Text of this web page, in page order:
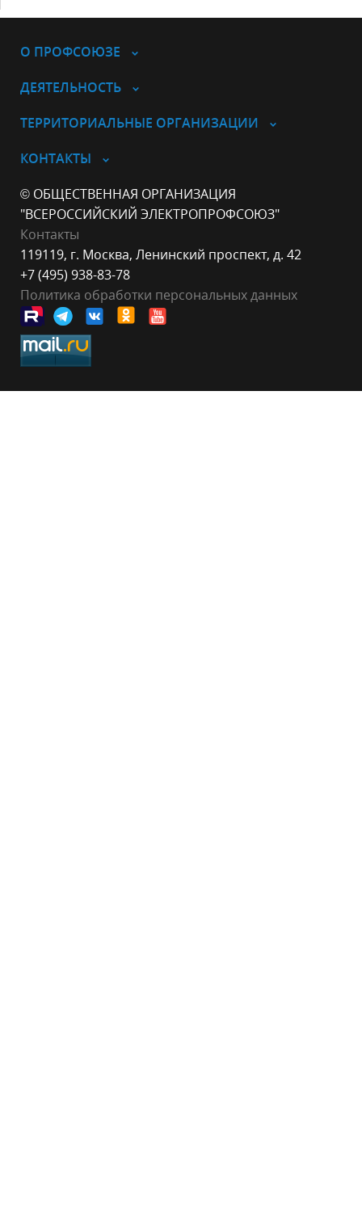
О ПРОФСОЮЗЕ
ДЕЯТЕЛЬНОСТЬ
ТЕРРИТОРИАЛЬНЫЕ ОРГАНИЗАЦИИ
КОНТАКТЫ
© ОБЩЕСТВЕННАЯ ОРГАНИЗАЦИЯ
"ВСЕРОССИЙСКИЙ ЭЛЕКТРОПРОФСОЮЗ"
Контакты
119119, г. Москва, Ленинский проспект, д. 42
+7 (495) 938-83-78
Политика обработки персональных данных